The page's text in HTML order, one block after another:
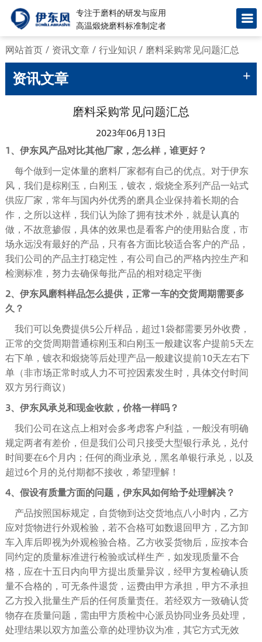
专注于磨料的研发与应用
高温煅烧磨料标准制定者
网站首页/ 资讯文章/ 行业知识/ 磨料采购常见问题汇总
资讯文章 +
磨料采购常见问题汇总
2023年06月13日
1、伊东风产品对比其他厂家，怎么样，谁更好？
每个做到一定体量的磨料厂家都有自己的优点。对于伊东
风，我们是棕刚玉，白刚玉，镀衣，煅烧全系列产品一站式
供应厂家，常年与国内外优秀的磨具企业保持着长期的合
作，之所以这样，我们认为除了拥有技术外，就是认真的
做，不故意掺假，具体的效果也是看客户的使用贴合度，市
场永远没有最好的产品，只有各方面比较适合客户的产品，
我们公司的产品主打稳定性，有公司自己的严格内控生产和
检测标准，努力去确保每批产品的相对稳定平衡
2、伊东风磨料样品怎么提供，正常一车的交货周期需要多
久？
我们可以免费提供5公斤样品，超过1袋都需要另外收费，
正常的交货周期普通棕刚玉和白刚玉一般建议客户提前5天左
右下单，镀衣和煅烧等后处理产品一般建议提前10天左右下
单（非市场正常时或人力不可控因素发生时，具体交付时间
双方另行商议）
3、伊东风承兑和现金收款，价格一样吗？
我们公司在这点上相对会多考虑客户利益，一般没有明确
规定两者有差价，但是我们公司只接受大型银行承兑，兑付
时间要在6个月内；任何的商业承兑，黑名单银行承兑，以及
超过6个月的兑付期都不接收，希望理解！
4、假设有质量方面的问题，伊东风如何给予处理解决？
产品按照国标规定，自货物到达交货地点八小时内，乙方
应对货物进行外观检验，若不合格可如数退回甲方，乙方卸
车入库后即视为外观检验合格。乙方收妥货物后，应按本合
同约定的质量标准进行检验或试样生产，如发现质量不合
格，应在十五日内向甲方提出质量异议，经甲方复检确认质
量不合格的，可无条件退货，运费由甲方承担，甲方不承担
乙方投入批量生产后的任何质量责任。若经双方一致确认货
物存在质量问题，需由甲方质检中心派员协同业务员处理，
处理结果以双方加盖公章的处理协议为准，其它方式无效